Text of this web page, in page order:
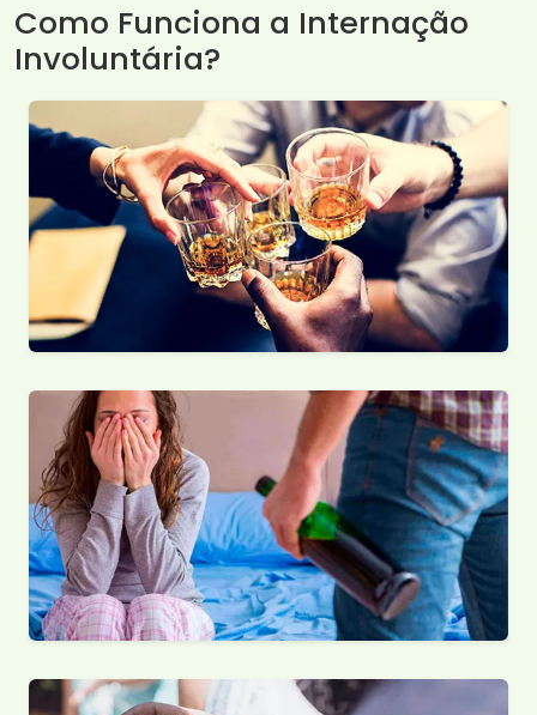
Como Funciona a Internação
Involuntária?